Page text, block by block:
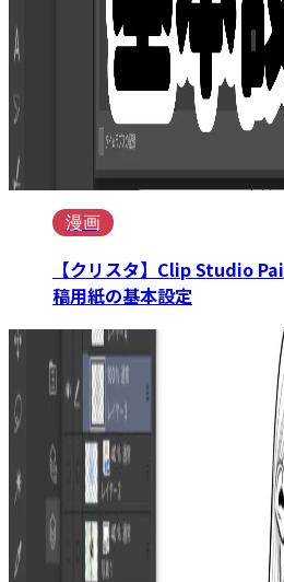
漫画
【クリスタ】Clip Studio
稿用紙の基本設定